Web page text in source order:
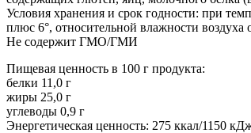
Условия хранения и срок годности: при
плюс 6°, относительной влажности
Не содержит ГМО/ГМИ
Пищевая ценность в 100 г продукта:
белки 11,0 г
жиры 25,0 г
углеводы 0,9 г
Энергетическая ценность: 275 ккал/1150